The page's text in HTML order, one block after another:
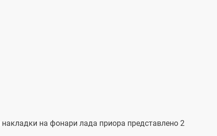
на фонари лада приора представлено 2